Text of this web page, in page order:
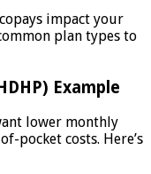
impact your
plan types to
Example
lower monthly
pocket costs. Here’s